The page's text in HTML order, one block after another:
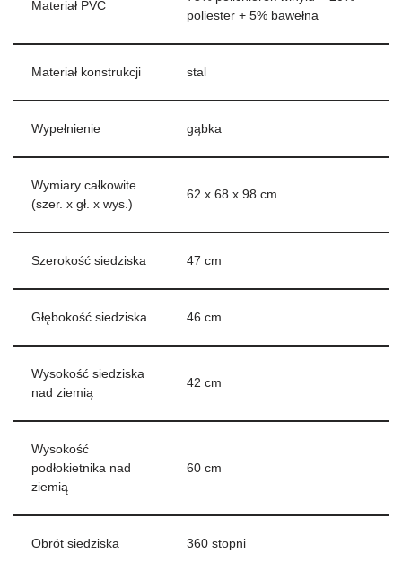
Materiał PVC
poliester + 5% bawełna
Materiał konstrukcji stal
Wypełnienie gąbka
Wymiary całkowite
(szer. x gł. x wys.)
62 x 68 x 98 cm
Szerokość siedziska 47 cm
Głębokość siedziska 46 cm
Wysokość siedziska
nad ziemią
42 cm
Wysokość
podłokietnika nad
ziemią
60 cm
Obrót siedziska 360 stopni